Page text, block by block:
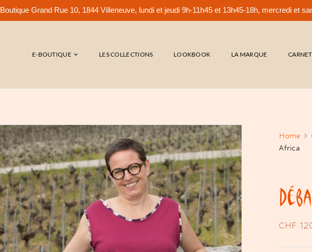
Boutique Grand Rue 10, 1844 Villeneuve, lundi et jeudi 9h-11h45 et 13h45-18h, mercredi et
E-BOUTIQUE LES COLLECTIONS LOOKBOOK LA MARQUE CARNET
Home
Africa
CHF